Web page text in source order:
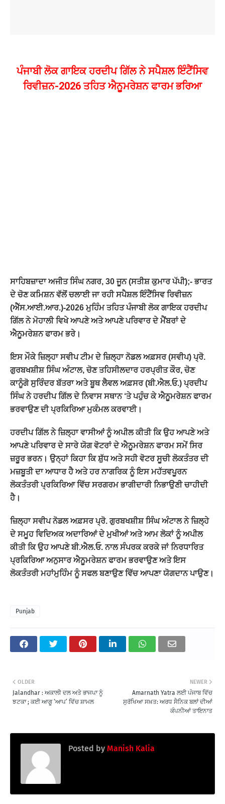
ਪੰਜਾਬੀ ਲੋਕ ਗਾਇਕ ਹਰਦੀਪ ਗਿੱਲ ਨੇ ਸਪੈਸ਼ਲ ਇੰਟੈਂਸਿਵ
ਰਿਵੀਜ਼ਨ-2026 ਤਹਿਤ ਐਨੂਮਰੇਸ਼ਨ ਫਾਰਮ ਭਰਿਆ
ਸਾਹਿਬਜ਼ਾਦਾ ਅਜੀਤ ਸਿੰਘ ਨਗਰ, 30 ਜੂਨ (ਸਤੀਸ਼ ਕੁਮਾਰ ਪੱਪੀ);- ਭਾਰਤ
ਦੇ ਚੋਣ ਕਮਿਸ਼ਨ ਵੱਲੋਂ ਚਲਾਈ ਜਾ ਰਹੀ ਸਪੈਸ਼ਲ ਇੰਟੈਂਸਿਵ ਰਿਵੀਜ਼ਨ
(ਐੱਸ.ਆਈ.ਆਰ.)-2026 ਮੁਹਿੰਮ ਤਹਿਤ ਪੰਜਾਬੀ ਲੋਕ ਗਾਇਕ ਹਰਦੀਪ
ਗਿੱਲ ਨੇ ਮੋਹਾਲੀ ਵਿਖੇ ਆਪਣੇ ਅਤੇ ਆਪਣੇ ਪਰਿਵਾਰ ਦੇ ਮੈਂਬਰਾਂ ਦੇ
ਐਨੂਮਰੇਸ਼ਨ ਫਾਰਮ ਭਰੇ।
ਇਸ ਮੌਕੇ ਜ਼ਿਲ੍ਹਾ ਸਵੀਪ ਟੀਮ ਦੇ ਜ਼ਿਲ੍ਹਾ ਨੋਡਲ ਅਫ਼ਸਰ (ਸਵੀਪ) ਪ੍ਰੋ.
ਗੁਰਬਖਸ਼ੀਸ਼ ਸਿੰਘ ਅੰਟਾਲ, ਚੋਣ ਤਹਿਸੀਲਦਾਰ ਹਰਪ੍ਰੀਤ ਕੌਰ, ਚੋਣ
ਕਾਨੂੰਗੋ ਸੁਰਿੰਦਰ ਬੱਤਰਾ ਅਤੇ ਬੂਥ ਲੈਵਲ ਅਫ਼ਸਰ (ਬੀ.ਐਲ.ਓ.) ਪ੍ਰਦੀਪ
ਸਿੰਘ ਨੇ ਹਰਦੀਪ ਗਿੱਲ ਦੇ ਨਿਵਾਸ ਸਥਾਨ ‘ਤੇ ਪਹੁੰਚ ਕੇ ਐਨੂਮਰੇਸ਼ਨ ਫਾਰਮ
ਭਰਵਾਉਣ ਦੀ ਪ੍ਰਕਿਰਿਆ ਮੁਕੰਮਲ ਕਰਵਾਈ।
ਹਰਦੀਪ ਗਿੱਲ ਨੇ ਜ਼ਿਲ੍ਹਾ ਵਾਸੀਆਂ ਨੂੰ ਅਪੀਲ ਕੀਤੀ ਕਿ ਉਹ ਆਪਣੇ ਅਤੇ
ਆਪਣੇ ਪਰਿਵਾਰ ਦੇ ਸਾਰੇ ਯੋਗ ਵੋਟਰਾਂ ਦੇ ਐਨੂਮਰੇਸ਼ਨ ਫਾਰਮ ਸਮੇਂ ਸਿਰ
ਜ਼ਰੂਰ ਭਰਨ। ਉਨ੍ਹਾਂ ਕਿਹਾ ਕਿ ਸ਼ੁੱਧ ਅਤੇ ਸਹੀ ਵੋਟਰ ਸੂਚੀ ਲੋਕਤੰਤਰ ਦੀ
ਮਜ਼ਬੂਤੀ ਦਾ ਆਧਾਰ ਹੈ ਅਤੇ ਹਰ ਨਾਗਰਿਕ ਨੂੰ ਇਸ ਮਹੱਤਵਪੂਰਨ
ਲੋਕਤੰਤਰੀ ਪ੍ਰਕਿਰਿਆ ਵਿੱਚ ਸਰਗਰਮ ਭਾਗੀਦਾਰੀ ਨਿਭਾਉਣੀ ਚਾਹੀਦੀ
ਹੈ।
ਜ਼ਿਲ੍ਹਾ ਸਵੀਪ ਨੋਡਲ ਅਫ਼ਸਰ ਪ੍ਰੋ. ਗੁਰਬਖਸ਼ੀਸ਼ ਸਿੰਘ ਅੰਟਾਲ ਨੇ ਜ਼ਿਲ੍ਹੇ
ਦੇ ਸਮੂਹ ਵਿਦਿਅਕ ਅਦਾਰਿਆਂ ਦੇ ਮੁਖੀਆਂ ਅਤੇ ਆਮ ਲੋਕਾਂ ਨੂੰ ਅਪੀਲ
ਕੀਤੀ ਕਿ ਉਹ ਆਪਣੇ ਬੀ.ਐਲ.ਓ. ਨਾਲ ਸੰਪਰਕ ਕਰਕੇ ਜਾਂ ਨਿਰਧਾਰਿਤ
ਪ੍ਰਕਿਰਿਆ ਅਨੁਸਾਰ ਐਨੂਮਰੇਸ਼ਨ ਫਾਰਮ ਭਰਵਾਉਣ ਅਤੇ ਇਸ
ਲੋਕਤੰਤਰੀ ਮਹਾਂਮੁਹਿੰਮ ਨੂੰ ਸਫਲ ਬਣਾਉਣ ਵਿੱਚ ਆਪਣਾ ਯੋਗਦਾਨ ਪਾਉਣ।
Punjab
NEWER
Amarnath Yatra ਲਈ ਪੰਜਾਬ ਵਿੱਚ
ਸੁਰੱਖਿਆ ਸਖ਼ਤ: ਅਰਧ ਸੈਨਿਕ ਬਲਾਂ ਦੀਆਂ
ਕੰਪਨੀਆਂ ਤਾਇਨਾਤ
OLDER
Jalandhar : ਅਕਾਲੀ ਦਲ ਅਤੇ ਭਾਜਪਾ ਨੂੰ
ਝਟਕਾ ; ਕਈ ਆਗੂ ‘ਆਪ’ ਵਿੱਚ ਸ਼ਾਮਲ
Posted by Manish Kalia